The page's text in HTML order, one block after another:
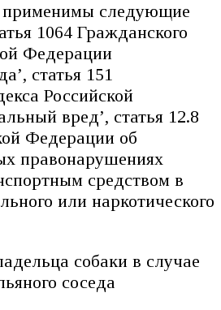
следующие
1064 Гражданского
Федерации
статья 151
Российской
вред’, статья 12.8
Федерации об
правонарушениях
средством в
или наркотического
собаки в случае
соседа